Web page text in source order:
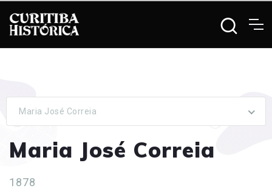
Maria José Correia
Maria José Correia
1878